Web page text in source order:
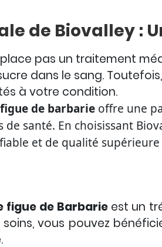
de Biovalley :
pas un traitement
dans le sang.
à votre condition.
de barbarie offre une
de santé. En choisissant
et de qualité
figue de Barbarie est un
vous pouvez